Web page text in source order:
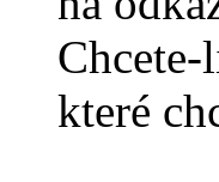
které